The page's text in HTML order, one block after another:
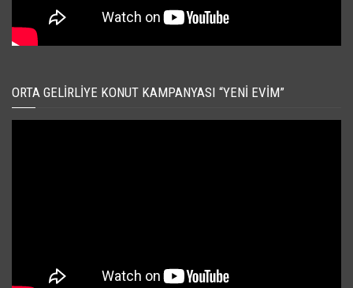
ORTA GELIRLIYE KONUT KAMPANYASI “YENI EVIM”